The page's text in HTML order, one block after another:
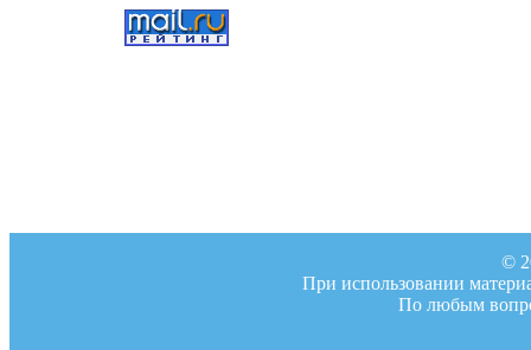
©
При использовании
По любым